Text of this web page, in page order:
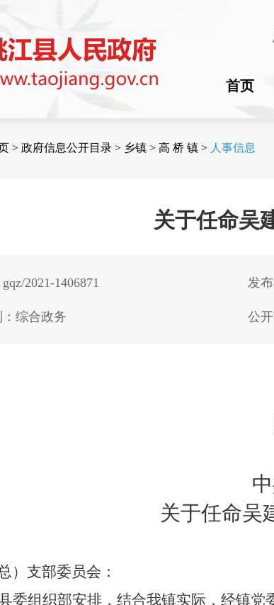
首页
> 政府信息公开目录 > 乡镇 > 高 桥 镇 > 人事信息
关于任命吴
2021-1406871 发
综合政务 公
关于任命吴
）支部委员会 ：
委组织部安排，结合我镇实际，经镇党